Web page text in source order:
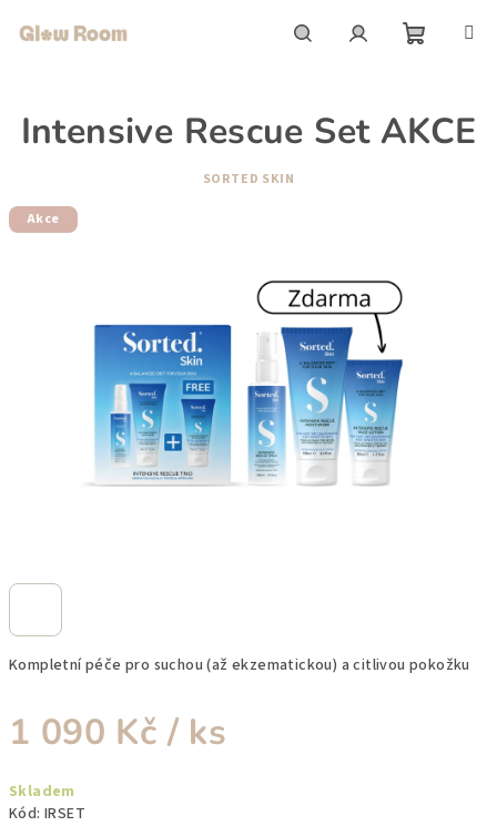
košík
Kompletní péče pro suchou (až ekzematickou) a citlivou pokožku
1 090 Kč / ks
cena:
Skladem
Kód: IRSET
Intensive Rescue Set AKCE
SORTED SKIN
Akce